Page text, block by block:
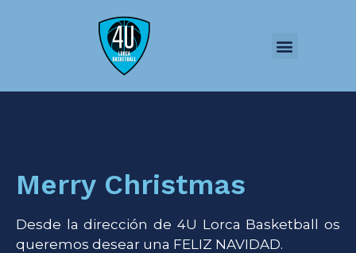
Merry Christmas
Desde la dirección de 4U Lorca Basketball os
queremos desear una FELIZ NAVIDAD.